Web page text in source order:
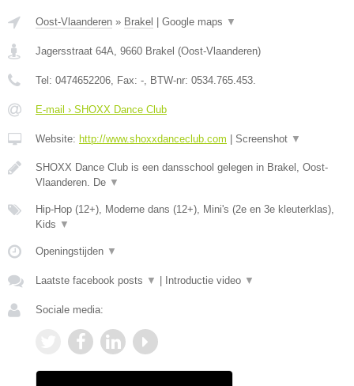
Oost-Vlaanderen » Brakel | Google maps ▼
Jagersstraat 64A 9660 Brakel (Oost-Vlaanderen)
Tel: 0474652206 , Fax: - , BTW-nr: 0534.765.453.
E-mail › SHOXX Dance Club
Website: http://www.shoxxdanceclub.com | Screenshot ▼
SHOXX Dance Club is een dansschool gelegen in Brakel, Oost-
Vlaanderen. De ▼
Hip-Hop (12+), Moderne dans (12+), Mini's (2e en 3e kleuterklas),
Kids ▼
Openingstijden ▼
Laatste facebook posts ▼ | Introductie video ▼
Sociale media: